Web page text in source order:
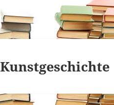
Kunstgeschichte